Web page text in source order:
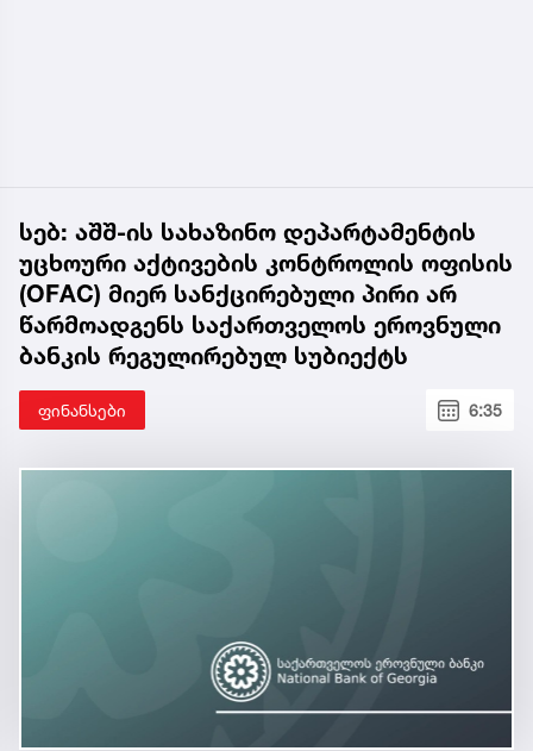
სებ: აშშ-ის სახაზინო დეპარტამენტის
უცხოური აქტივების კონტროლის ოფისის
(OFAC) მიერ სანქცირებული პირი არ
წარმოადგენს საქართველოს ეროვნული
ბანკის რეგულირებულ სუბიექტს
ფინანსები 6:35